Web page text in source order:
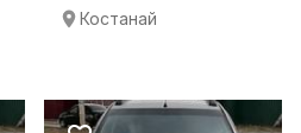
Костанай